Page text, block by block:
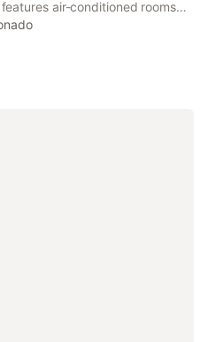
air-conditioned rooms
private entrance at the
those who stay.